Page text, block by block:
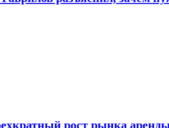
рост рынка